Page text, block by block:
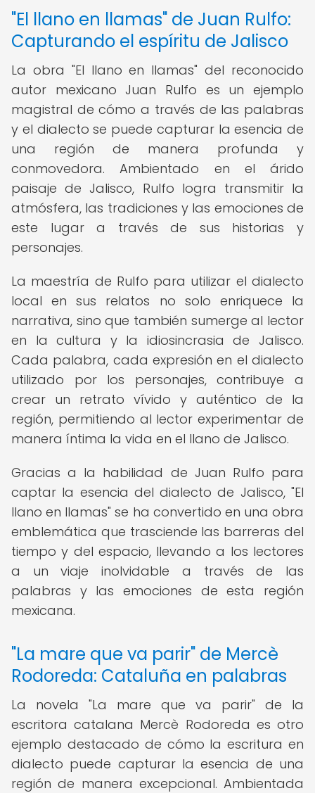
"El llano en llamas" de Juan Rulfo:
Capturando el espíritu de Jalisco
La obra "El llano en llamas" del reconocido
autor mexicano Juan Rulfo es un ejemplo
magistral de cómo a través de las palabras
y el dialecto se puede capturar la esencia de
una región de manera profunda y
conmovedora. Ambientado en el árido
paisaje de Jalisco, Rulfo logra transmitir la
atmósfera, las tradiciones y las emociones de
este lugar a través de sus historias y
personajes.
La maestría de Rulfo para utilizar el dialecto
local en sus relatos no solo enriquece la
narrativa, sino que también sumerge al lector
en la cultura y la idiosincrasia de Jalisco.
Cada palabra, cada expresión en el dialecto
utilizado por los personajes, contribuye a
crear un retrato vívido y auténtico de la
región, permitiendo al lector experimentar de
manera íntima la vida en el llano de Jalisco.
Gracias a la habilidad de Juan Rulfo para
captar la esencia del dialecto de Jalisco, "El
llano en llamas" se ha convertido en una obra
emblemática que trasciende las barreras del
tiempo y del espacio, llevando a los lectores
a un viaje inolvidable a través de las
palabras y las emociones de esta región
mexicana.
"La mare que va parir" de Mercè
Rodoreda: Cataluña en palabras
La novela "La mare que va parir" de la
escritora catalana Mercè Rodoreda es otro
ejemplo destacado de cómo la escritura en
dialecto puede capturar la esencia de una
región de manera excepcional. Ambientada